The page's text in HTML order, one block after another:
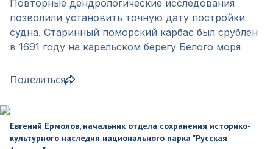
Повторные дендрологические исследования
позволили установить точную дату постройки
судна. Старинный поморский карбас был срублен
в 1691 году на карельском берегу Белого моря
Поделиться
Евгений Ермолов, начальник отдела сохранения историко-
культурного наследия национального парка "Русская